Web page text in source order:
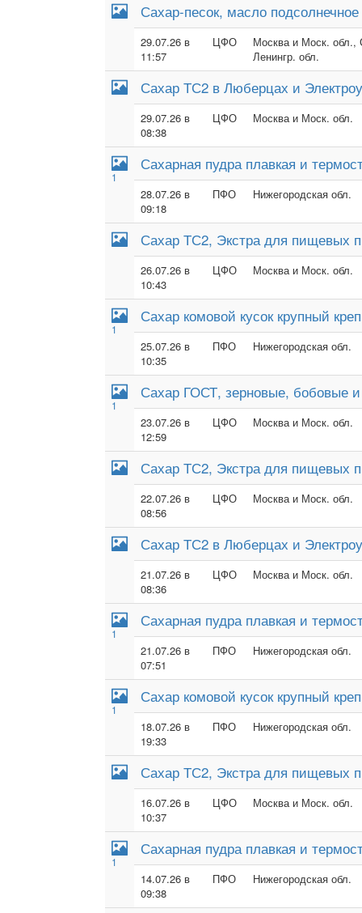
Сахар-песок, масло подсолнечное
29.07.26 в
11:57
ЦФО
Москва и Моск. обл.,
Ленингр. обл.
Сахар ТС2 в Люберцах и
29.07.26 в
08:38
ЦФО Москва и Моск. обл.
1
Сахарная пудра плавкая и
28.07.26 в
09:18
ПФО Нижегородская обл.
Сахар ТС2, Экстра для пищевых
26.07.26 в
10:43
ЦФО Москва и Моск. обл.
1
Сахар комовой кусок крупный
25.07.26 в
10:35
ПФО Нижегородская обл.
1
Сахар ГОСТ, зерновые, бобовые
23.07.26 в
12:59
ЦФО Москва и Моск. обл.
Сахар ТС2, Экстра для пищевых
22.07.26 в
08:56
ЦФО Москва и Моск. обл.
Сахар ТС2 в Люберцах и
21.07.26 в
08:36
ЦФО Москва и Моск. обл.
1
Сахарная пудра плавкая и
21.07.26 в
07:51
ПФО Нижегородская обл.
1
Сахар комовой кусок крупный
18.07.26 в
19:33
ПФО Нижегородская обл.
Сахар ТС2, Экстра для пищевых
16.07.26 в
10:37
ЦФО Москва и Моск. обл.
1
Сахарная пудра плавкая и
14.07.26 в
09:38
ПФО Нижегородская обл.